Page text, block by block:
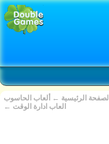
الصفحة الرئيسية ← ألعاب الحاسوب
← العاب ادارة الوقت